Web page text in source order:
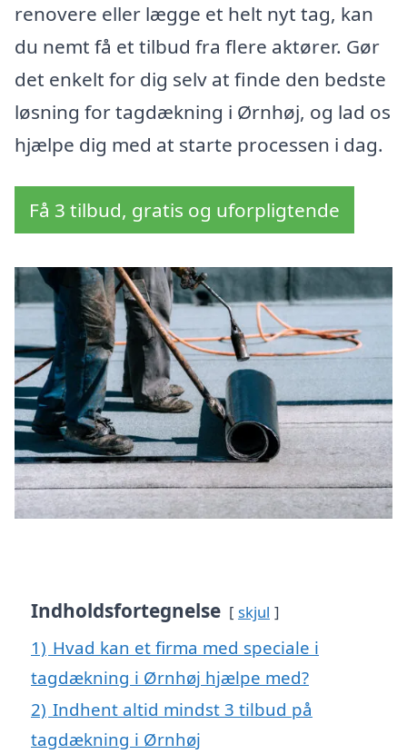
renovere eller lægge et helt nyt tag, kan
du nemt få et tilbud fra flere aktører. Gør
det enkelt for dig selv at finde den bedste
løsning for tagdækning i Ørnhøj, og lad os
hjælpe dig med at starte processen i dag.
Få 3 tilbud, gratis og uforpligtende
Indholdsfortegnelse skjul
1) Hvad kan et firma med speciale i
tagdækning i Ørnhøj hjælpe med?
2) Indhent altid mindst 3 tilbud på
tagdækning i Ørnhøj